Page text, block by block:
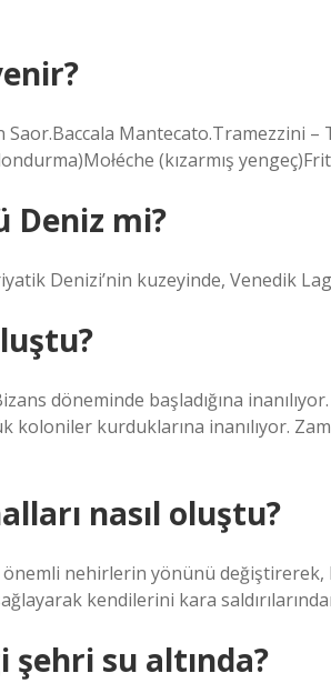
Saor.Baccala Mantecato.Tramezzini
(kızarmış
Deniz mi?
Denizi’nin kuzeyinde, Venedik
döneminde başladığına
koloniler kurduklarına inanılıyor.
nasıl oluştu?
önemli nehirlerin yönünü
kendilerini kara
şehri su altında?